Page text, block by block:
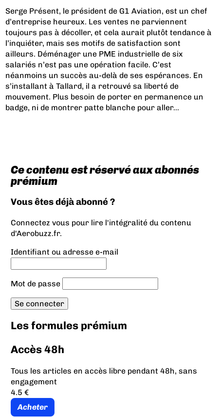
Serge Présent, le président de G1 Aviation, est un chef
d’entreprise heureux. Les ventes ne parviennent
toujours pas à décoller, et cela aurait plutôt tendance à
l’inquiéter, mais ses motifs de satisfaction sont
ailleurs. Déménager une PME industrielle de six
salariés n’est pas une opération facile. C’est
néanmoins un succès au-delà de ses espérances. En
s’installant à Tallard, il a retrouvé sa liberté de
mouvement. Plus besoin de porter en permanence un
badge, ni de montrer patte blanche pour aller...
Ce contenu est réservé aux abonnés
prémium
Vous êtes déjà abonné ?
Connectez vous pour lire l'intégralité du contenu
d'Aerobuzz.fr.
Identifiant ou adresse e-mail
Mot de passe
Les formules prémium
Accès 48h
Tous les articles en accès libre pendant 48h, sans
engagement
4.5 €
Acheter